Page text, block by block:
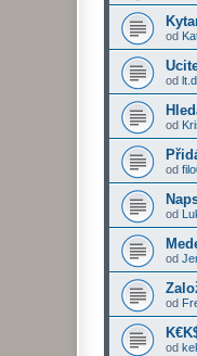
od
od
od
od
od
od
od
od